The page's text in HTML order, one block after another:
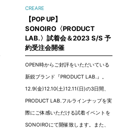
CREARE
【POP UP】
SONOIRO〈PRODUCT
LAB.〉試着会＆2023 S/S 予
約受注会開催
OPEN時からご好評をいただいている
新鋭ブランド『PRODUCT LAB.』。
12.9(金)12.10(土)12.11(日)の3日間、
PRODUCT LAB.フルラインナップを実
際にご体感いただける試着イベントを
SONOIROにて開催致します。また、